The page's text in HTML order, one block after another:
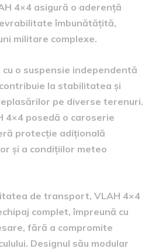
4×4 asigură o aderență
îmbunătățită,
militare complexe.
o suspensie independentă
la stabilitatea și
pe diverse terenuri.
4×4 posedă o caroserie
protecție adițională
și a condițiilor meteo
de transport, VLAH 4×4
complet, împreună cu
fără a compromite
Designul său modular